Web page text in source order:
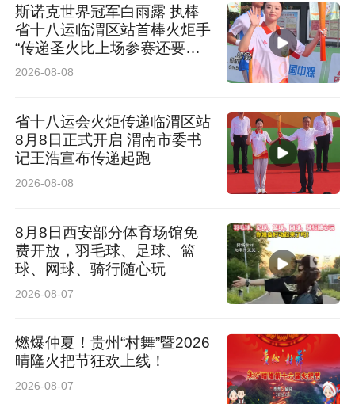
斯诺克世界冠军白雨露 执棒
省十八运临渭区站首棒火炬手
“传递圣火比上场参赛还要紧
张”
2026-08-08
省十八运会火炬传递临渭区站
8月8日正式开启 渭南市委书
记王浩宣布传递起跑
2026-08-08
8月8日西安部分体育场馆免
费开放，羽毛球、足球、篮
球、网球、骑行随心玩
2026-08-07
燃爆仲夏！贵州“村舞”暨2026
晴隆火把节狂欢上线！
2026-08-07